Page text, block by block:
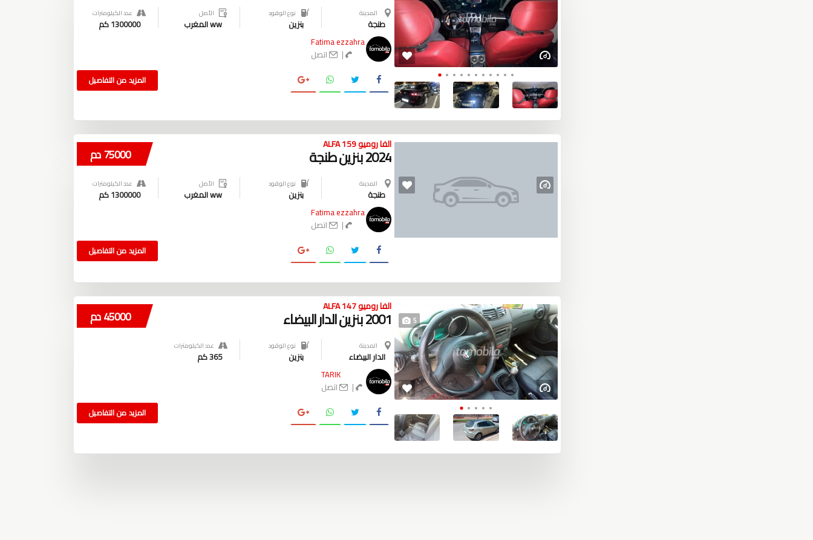
المدينة
طنجة
نوع الوقود
بنزين
الأصل
ww المغرب
عدد الكيلومترات
1300000 كم
Fatima ezzahra
|
اتصل
المزيد من التفاصيل
75000 دم
الفا روميو ALFA 159
2024 بنزين طنجة
المدينة
طنجة
نوع الوقود
بنزين
الأصل
ww المغرب
عدد الكيلومترات
1300000 كم
Fatima ezzahra
|
اتصل
المزيد من التفاصيل
5 45000 دم
الفا روميو ALFA 147
2001 بنزين الدار البيضاء
المدينة
الدار البيضاء
نوع الوقود
بنزين
عدد الكيلومترات
365 كم
TARIK
|
اتصل
المزيد من التفاصيل